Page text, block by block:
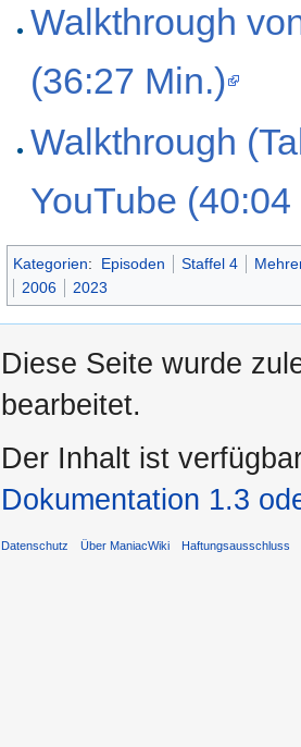
Walkthrough
(36:27 Min.)
Walkthrough
YouTube
Kategorien: Episoden Staffel 4
2006
2023
Diese Seite wurde
bearbeitet.
Der Inhalt ist
Dokumentation 1.3
Datenschutz Über ManiacWiki Haftungsausschluss